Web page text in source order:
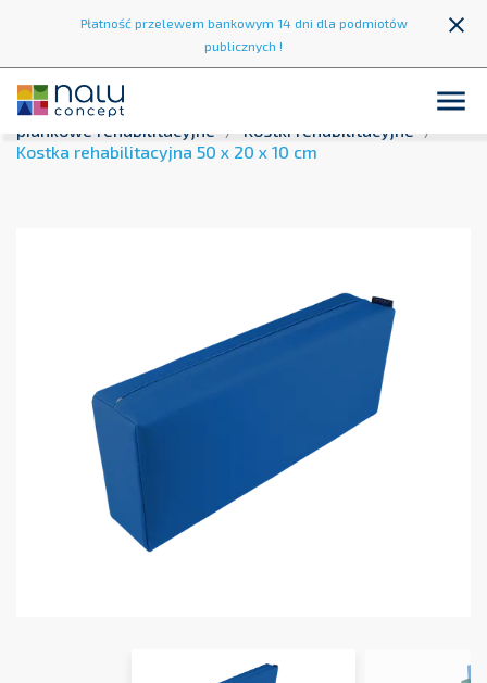
Płatność przelewem bankowym 14 dni dla podmiotów
publicznych !
close

Strona główna
piankowe rehabilitacyjne
Kostki rehabilitacyjne
Kostka rehabilitacyjna 50 x 20 x 10 cm